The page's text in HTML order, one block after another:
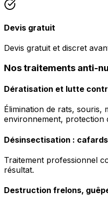
Devis gratuit
Devis gratuit et discret
Nos traitements anti-
Dératisation et lutte
Élimination de rats, souris,
environnement, protection
Désinsectisation :
Traitement professionnel
résultat.
Destruction frelons,